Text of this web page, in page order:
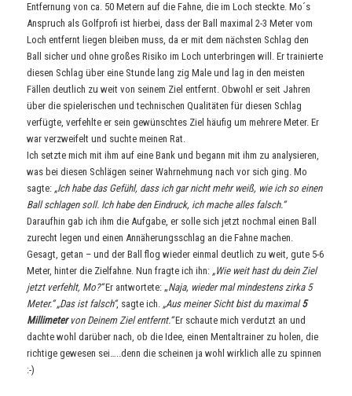
Entfernung von ca. 50 Metern auf die Fahne, die im Loch steckte. Mo´s
Anspruch als Golfprofi ist hierbei, dass der Ball maximal 2-3 Meter vom
Loch entfernt liegen bleiben muss, da er mit dem nächsten Schlag den
Ball sicher und ohne großes Risiko im Loch unterbringen will. Er trainierte
diesen Schlag über eine Stunde lang zig Male und lag in den meisten
Fällen deutlich zu weit von seinem Ziel entfernt. Obwohl er seit Jahren
über die spielerischen und technischen Qualitäten für diesen Schlag
verfügte, verfehlte er sein gewünschtes Ziel häufig um mehrere Meter. Er
war verzweifelt und suchte meinen Rat.
Ich setzte mich mit ihm auf eine Bank und begann mit ihm zu analysieren,
was bei diesen Schlägen seiner Wahrnehmung nach vor sich ging. Mo
sagte: „Ich habe das Gefühl, dass ich gar nicht mehr weiß, wie ich so einen
Ball schlagen soll. Ich habe den Eindruck, ich mache alles falsch.“
Daraufhin gab ich ihm die Aufgabe, er solle sich jetzt nochmal einen Ball
zurecht legen und einen Annäherungsschlag an die Fahne machen.
Gesagt, getan – und der Ball flog wieder einmal deutlich zu weit, gute 5-6
Meter, hinter die Zielfahne. Nun fragte ich ihn: „Wie weit hast du dein Ziel
jetzt verfehlt, Mo?“Er antwortete: „Naja, wieder mal mindestens zirka 5
Meter.“ „Das ist falsch“, sagte ich. „Aus meiner Sicht bist du maximal5
Millimetervon Deinem Ziel entfernt.“Er schaute mich verdutzt an und
dachte wohl darüber nach, ob die Idee, einen Mentaltrainer zu holen, die
richtige gewesen sei…..denn die scheinen ja wohl wirklich alle zu spinnen
:-)